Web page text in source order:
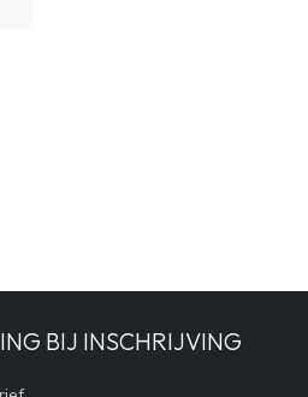
BIJ INSCHRIJVING